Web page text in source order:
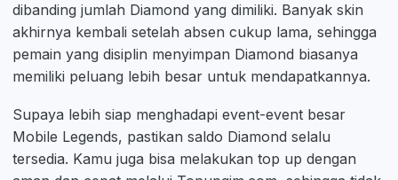
dibanding jumlah Diamond yang dimiliki. Banyak skin
akhirnya kembali setelah absen cukup lama, sehingga
pemain yang disiplin menyimpan Diamond biasanya
memiliki peluang lebih besar untuk mendapatkannya.
Supaya lebih siap menghadapi event-event besar
Mobile Legends, pastikan saldo Diamond selalu
tersedia. Kamu juga bisa melakukan top up dengan